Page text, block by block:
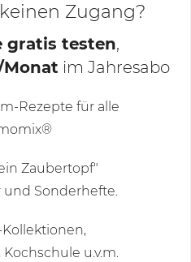
Zugang?
gratis testen,
im Jahresabo
Rezepte für alle
Zaubertopf"
und Sonderhefte.
u.v.m.